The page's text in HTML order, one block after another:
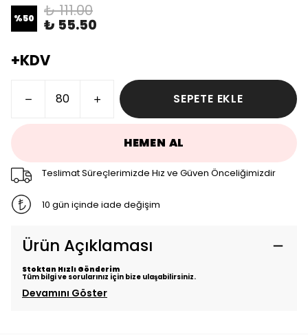
%50 ₺ 111.00
₺ 55.50
+KDV
SEPETE EKLE
HEMEN AL
Teslimat Süreçlerimizde Hız ve Güven Önceliğimizdir
10 gün içinde iade değişim
Ürün Açıklaması
Stoktan Hızlı Gönderim
Tüm bilgi ve sorularınız için bize ulaşabilirsiniz.
Devamını Göster